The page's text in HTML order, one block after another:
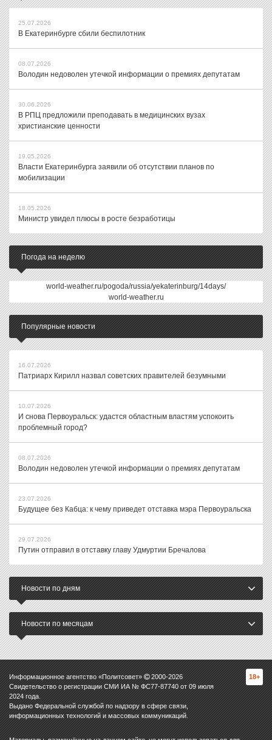
25.07.2026
В Екатеринбурге сбили беспилотник
08.07.2026
Володин недоволен утечкой информации о премиях депутатам
30.06.2026
В РПЦ предложили преподавать в медицинских вузах
христианские ценности
19.05.2026
Власти Екатеринбурга заявили об отсутствии планов по
мобилизации
18.05.2026
Министр увидел плюсы в росте безработицы
Погода на неделю
world-weather.ru/pogoda/russia/yekaterinburg/14days/
world-weather.ru
Популярные новости
16.07.2026
Патриарх Кирилл назвал советских правителей безумными
10.07.2026
И снова Первоуральск: удастся областным властям успокоить
проблемный город?
08.07.2026
Володин недоволен утечкой информации о премиях депутатам
23.07.2026
Будущее без Кабца: к чему приведет отставка мэра Первоуральска
29.07.2026
Путин отправил в отставку главу Удмуртии Бречалова
Новости по дням
Новости по месяцам
Информационное агентство «Политсовет» 2000-2026
Свидетельство о регистрации СМИ ИА № ФС77-87740 от 09 июля
2024 года.
Выдано Федеральной службой по надзору в сфере связи,
информационных технологий и массовых коммуникаций.
18+